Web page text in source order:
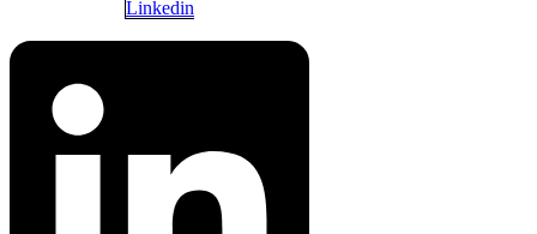
Linkedin